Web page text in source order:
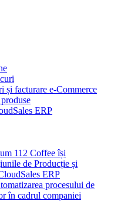
și facturare e-Commerce
ERP
112 Coffee își
de Producție și
ERP
procesului de
în cadrul companiei